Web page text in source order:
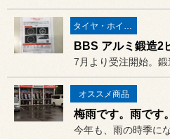
タイヤ・ホイール
オススメ商品
梅雨です。雨です。